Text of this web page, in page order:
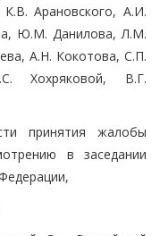
Арановского, А.И.
Ю.М. Данилова, Л.М.
А.Н. Кокотова, С.П.
Хохряковой, В.Г.
принятия жалобы
в заседании